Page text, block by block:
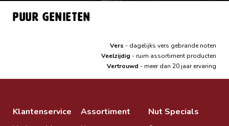
Puur genieten
Vers - dagelijks vers gebrande noten
Veelzijdig - ruim assortiment producten
Vertrouwd - meer dan 20 jaar ervaring
Klantenservice Assortiment Nut Specials